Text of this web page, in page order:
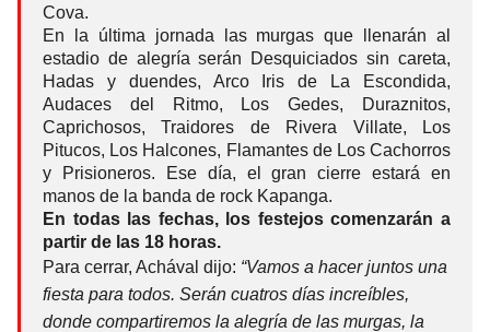
Cova.
En la última jornada las murgas que llenarán al
estadio de alegría serán Desquiciados sin careta,
Hadas y duendes, Arco Iris de La Escondida,
Audaces del Ritmo, Los Gedes, Duraznitos,
Caprichosos, Traidores de Rivera Villate, Los
Pitucos, Los Halcones, Flamantes de Los Cachorros
y Prisioneros. Ese día, el gran cierre estará en
manos de la banda de rock Kapanga.
En todas las fechas, los festejos comenzarán a
partir de las 18 horas.
Para cerrar, Achával dijo: “Vamos a hacer juntos una
fiesta para todos. Serán cuatros días increíbles,
donde compartiremos la alegría de las murgas, la